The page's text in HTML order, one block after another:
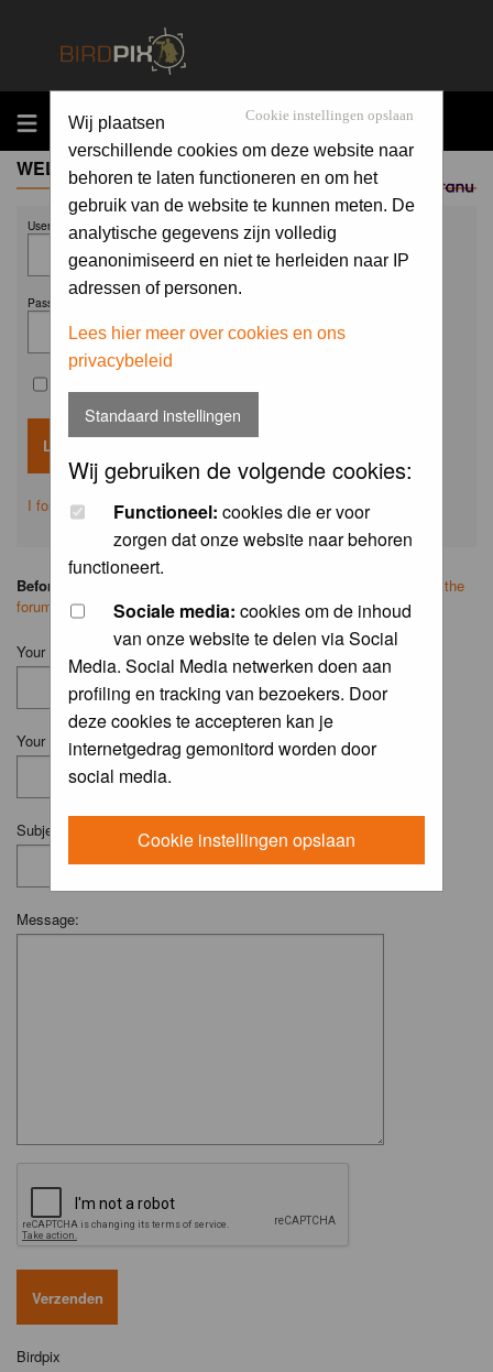
MENU
Sponsored by
Cookie instellingen opslaan
Wij plaatsen
verschillende cookies om deze website naar
behoren te laten functioneren en om het
gebruik van de website te kunnen meten. De
analytische gegevens zijn volledig
geanonimiseerd en niet te herleiden naar IP
adressen of personen.
Lees hier meer over cookies en ons
privacybeleid
Standaard instellingen
Wij gebruiken de volgende cookies:
Functioneel: cookies die er voor
zorgen dat onze website naar behoren
functioneert.
Sociale media: cookies om de inhoud
van onze website te delen via Social
Media. Social Media netwerken doen aan
profiling en tracking van bezoekers. Door
deze cookies te accepteren kan je
internetgedrag gemonitord worden door
social media.
Cookie instellingen opslaan
WELCOME GUEST
Username:
Password:
I forgot my password
Before you ask your question:
search on the
forum
first.
Your Name (Fill in your username if you have one):
Your Email:
Subject:
Message:
Birdpix